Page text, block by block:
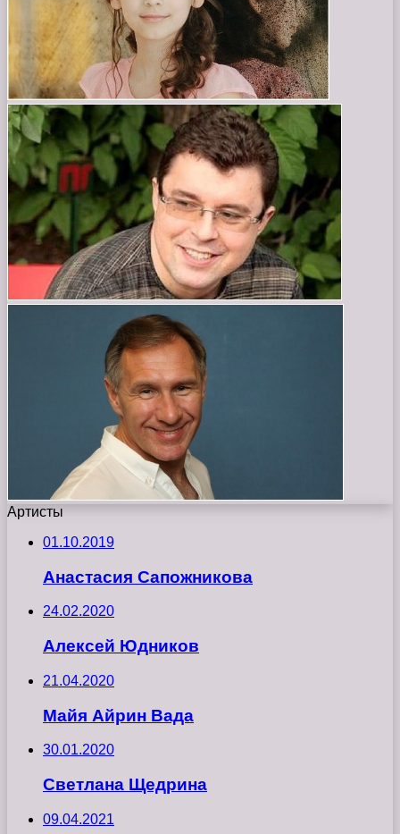
Артисты
01.10.2019
Анастасия Сапожникова
24.02.2020
Алексей Юдников
21.04.2020
Майя Айрин Вада
30.01.2020
Светлана Щедрина
09.04.2021